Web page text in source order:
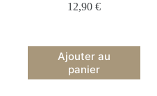
12,90€
Ajouter au
panier